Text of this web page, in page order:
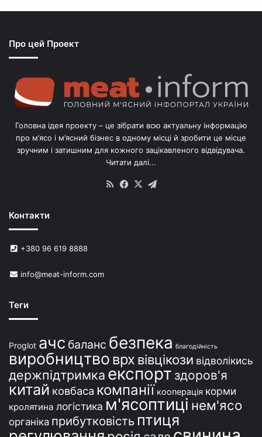
п
о
е
й
У
р
ї
Про цей Проект
Головна ідея проекту – це зібрати всю актуальну інформацію
про м’ясо і м’ясний бізнес в одному місці й зробити це місце
зручним і затишним для кожного зацікавленого відвідувача.
Читати далі...
RSS Facebook
X
Контакти
+380 96 619 8888
info@meat-inform.com
Теги
Proglot ачс баланс безпека благодійність
виробництво врх вівцікози відволікись
держпідтримка експорт здоров'я
китай ковбаса компанії кооперація корми
кролятина логістика м'ясоптиці нем'ясо
органіка прибутковість птиця